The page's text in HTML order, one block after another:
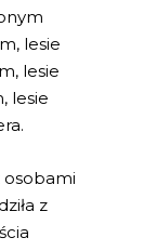
lesie
lesie
lesie
osobami
z